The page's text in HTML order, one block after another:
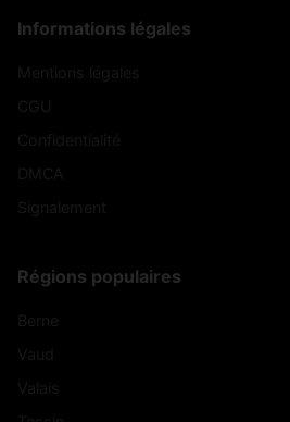
Informations légales
Régions populaires